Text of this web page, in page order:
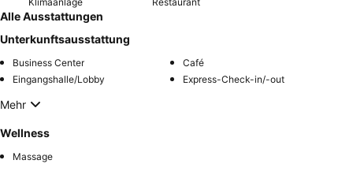
Alle Ausstattungen
Unterkunftsausstattung
Business Center
Café
Eingangshalle/Lobby
Express-Check-in/-out
Mehr
Wellness
Massage